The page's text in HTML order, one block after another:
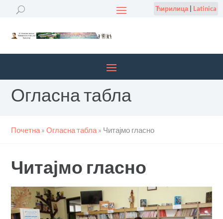
Ћирилица| Latinica
Огласна табла
Почетна »Огласна табла » Читајмо гласно
Читајмо гласно